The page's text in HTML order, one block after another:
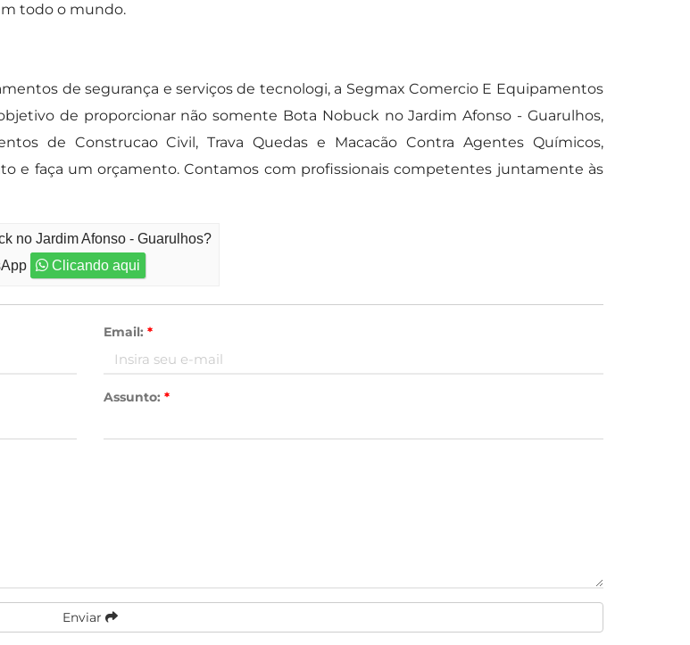
todo o mundo.
de segurança e serviços de tecnologi, a Segmax Comercio E Equipamentos
de proporcionar não somente Bota Nobuck no Jardim Afonso - Guarulhos,
de Construcao Civil, Trava Quedas e Macacão Contra Agentes Químicos,
e faça um orçamento. Contamos com profissionais competentes juntamente às
no Jardim Afonso - Guarulhos?
Clicando aqui
Email: *
Assunto: *
Enviar